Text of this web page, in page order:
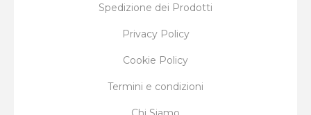
Spedizione dei Prodotti
Privacy Policy
Cookie Policy
Termini e condizioni